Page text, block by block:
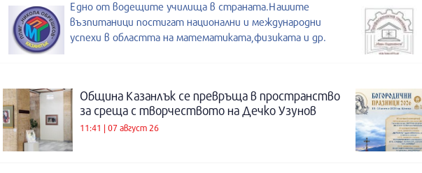
Едно от водещите училища в страната.Нашите
възпитаници постигат национални и международни
успехи в областта на математиката,физиката и др.
Община Казанлък се превръща в пространство
за среща с творчеството на Дечко Узунов
11:41 | 07 август 26